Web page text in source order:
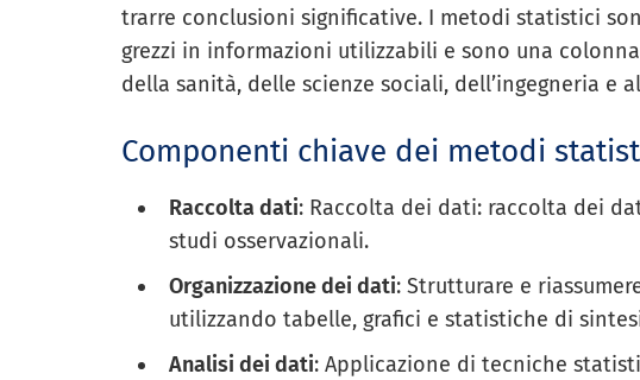
trarre conclusioni significative. I metodi statistici
grezzi in informazioni utilizzabili e sono una
della sanità, delle scienze sociali, dell’ingegneria e
Componenti chiave dei metodi
Raccolta dati: Raccolta dei dati: raccolta dei
studi osservazionali.
Organizzazione dei dati: Strutturare e
utilizzando tabelle, grafici e statistiche di
Analisi dei dati: Applicazione di tecniche